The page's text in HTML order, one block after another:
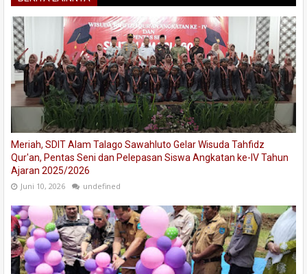
Meriah, SDIT Alam Talago Sawahluto Gelar Wisuda Tahfidz
Qur'an, Pentas Seni dan Pelepasan Siswa Angkatan ke-IV Tahun
Ajaran 2025/2026
Juni 10, 2026 undefined